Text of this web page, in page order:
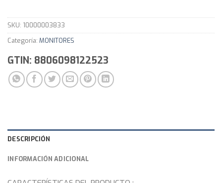
SKU: 10000003833
Categoría: MONITORES
GTIN: 8806098122523
DESCRIPCIÓN
INFORMACIÓN ADICIONAL